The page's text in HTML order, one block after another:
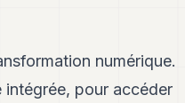
numérique.
pour accéder